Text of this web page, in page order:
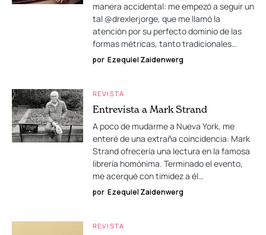
manera accidental: me empezó a seguir un
tal @drexlerjorge, que me llamó la
atención por su perfecto dominio de las
formas métricas, tanto tradicionales…
por Ezequiel Zaidenwerg
REVISTA
Entrevista a Mark Strand
A poco de mudarme a Nueva York, me
enteré de una extraña coincidencia: Mark
Strand ofrecería una lectura en la famosa
librería homónima. Terminado el evento,
me acerqué con timidez a él…
por Ezequiel Zaidenwerg
REVISTA